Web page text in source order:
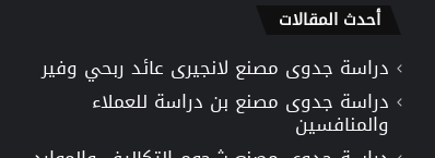
أحدث المقالات
دراسة جدوى مصنع لانجيرى عائد ربحي وفير
دراسة جدوى مصنع بن دراسة للعملاء
والمنافسين